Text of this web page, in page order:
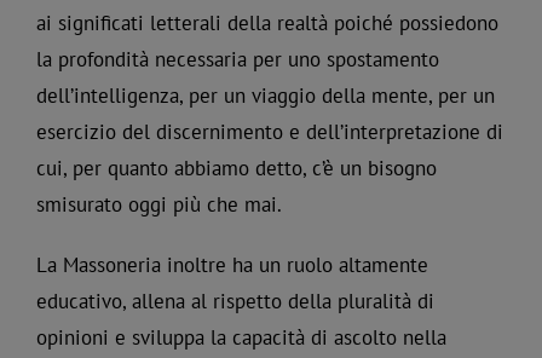
ai significati letterali della realtà poiché possiedono
la profondità necessaria per uno spostamento
dell’intelligenza, per un viaggio della mente, per un
esercizio del discernimento e dell’interpretazione di
cui, per quanto abbiamo detto, c’è un bisogno
smisurato oggi più che mai.
La Massoneria inoltre ha un ruolo altamente
educativo, allena al rispetto della pluralità di
opinioni e sviluppa la capacità di ascolto nella